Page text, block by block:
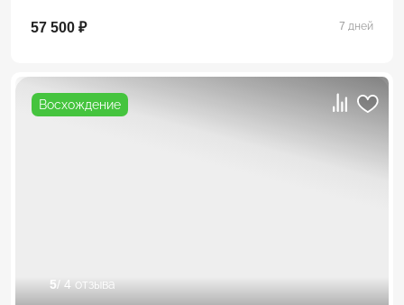
57 500 ₽ 7 дней
Восхождение
5/ 4 отзыва